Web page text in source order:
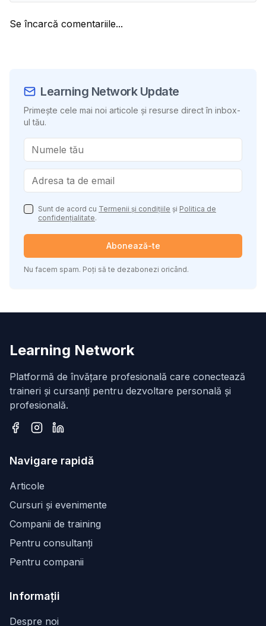
Se încarcă comentariile...
Learning Network Update
Primește cele mai noi articole și resurse direct în inbox-
ul tău.
Sunt de acord cu Termenii și condițiile și Politica de
confidențialitate.
Abonează-te
Nu facem spam. Poți să te dezabonezi oricând.
Learning Network
Platformă de învățare profesională care conectează
traineri și cursanți pentru dezvoltare personală și
profesională.
Navigare rapidă
Articole
Cursuri și evenimente
Companii de training
Pentru consultanți
Pentru companii
Informații
Despre noi